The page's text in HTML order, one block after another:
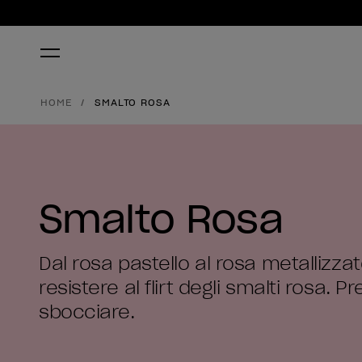
HOME SMALTO ROSA
Smalto Rosa
Dal rosa pastello al rosa
resistere al flirt degli smalti rosa.
sbocciare.